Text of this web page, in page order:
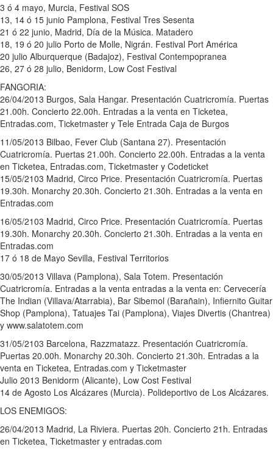
3 ó 4 mayo, Murcia, Festival SOS
13, 14 ó 15 junio Pamplona, Festival Tres Sesenta
21 ó 22 junio, Madrid, Día de la Música. Matadero
18, 19 ó 20 julio Porto de Molle, Nigrán. Festival Port América
20 julio Alburquerque (Badajoz), Festival Contempopranea
26, 27 ó 28 julio, Benidorm, Low Cost Festival
FANGORIA:
26/04/2013 Burgos, Sala Hangar. Presentación Cuatricromía. Puertas
21.00h. Concierto 22.00h. Entradas a la venta en Ticketea,
Entradas.com, Ticketmaster y Tele Entrada Caja de Burgos
11/05/2013 Bilbao, Fever Club (Santana 27). Presentación
Cuatricromía. Puertas 21.00h. Concierto 22.00h. Entradas a la venta
en Ticketea, Entradas.com, Ticketmaster y Codeticket
15/05/2103 Madrid, Circo Price. Presentación Cuatricromía. Puertas
19.30h. Monarchy 20.30h. Concierto 21.30h. Entradas a la venta en
Entradas.com
16/05/2103 Madrid, Circo Price. Presentación Cuatricromía. Puertas
19.30h. Monarchy 20.30h. Concierto 21.30h. Entradas a la venta en
Entradas.com
17 ó 18 de Mayo Sevilla, Festival Territorios
30/05/2013 Villava (Pamplona), Sala Totem. Presentación
Cuatricromía. Entradas a la venta entradas a la venta en: Cervecería
The Indian (Villava/Atarrabia), Bar Sibemol (Barañain), Infiernito Guitar
Shop (Pamplona), Tatuajes Tai (Pamplona), Viajes Divertis (Chantrea)
y www.salatotem.com
31/05/2103 Barcelona, Razzmatazz. Presentación Cuatricromía.
Puertas 20.00h. Monarchy 20.30h. Concierto 21.30h. Entradas a la
venta en Ticketea, Entradas.com y Ticketmaster
Julio 2013 Benidorm (Alicante), Low Cost Festival
14 de Agosto Los Alcázares (Murcia). Polideportivo de Los Alcázares.
LOS ENEMIGOS:
26/04/2013 Madrid, La Riviera. Puertas 20h. Concierto 21h. Entradas
en Ticketea, Ticketmaster y entradas.com